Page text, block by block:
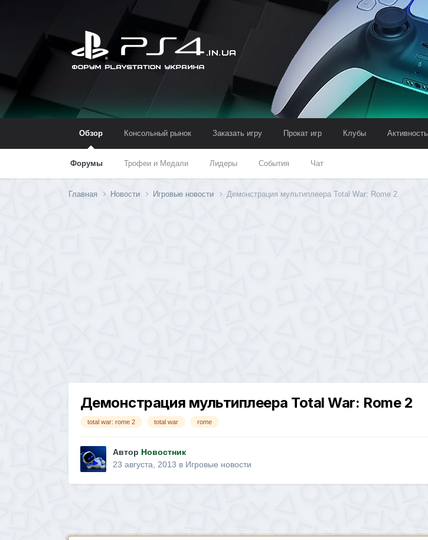
Обзор
Форумы Трофеи и Медали Лидеры События Чат
Консольный рынок Заказать игру Прокат игр Клубы Активность
Главная Новости Игровые новости Демонстрация мультиплеера Total War: Rome 2
Демонстрация мультиплеера Total War: Rome 2
total war: rome 2 total war rome
Автор Новостник
23 августа, 2013 в Игровые новости